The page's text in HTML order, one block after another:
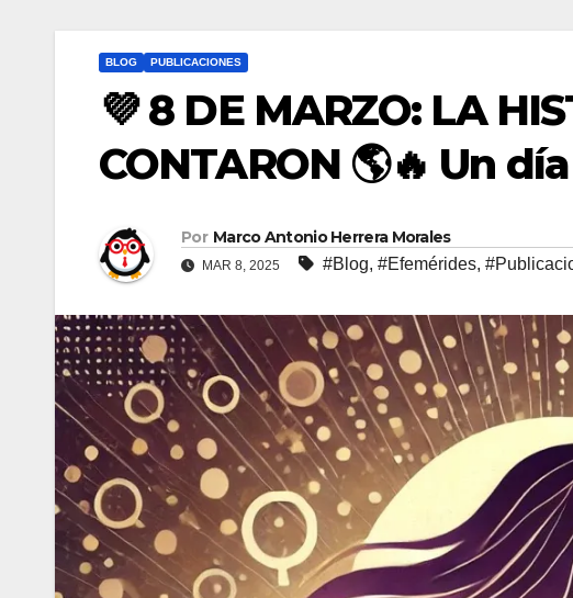
BLOG PUBLICACIONES
💜 8 DE MARZO: LA
CONTARON 🌎🔥 Un
Por Marco Antonio Herrera Morales
MAR 8, 2025 #Blog, #Efemérides,